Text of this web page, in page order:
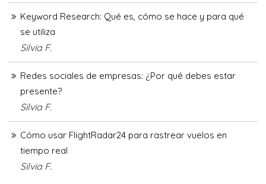
Keyword Research: Qué es, cómo se hace y para qué
se utiliza
Silvia F.
Redes sociales de empresas: ¿Por qué debes estar
presente?
Silvia F.
Cómo usar FlightRadar24 para rastrear vuelos en
tiempo real
Silvia F.